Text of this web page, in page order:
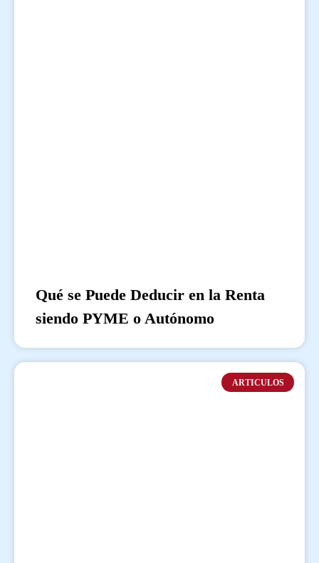
Qué se Puede Deducir en la Renta
siendo PYME o Autónomo
ARTICULOS